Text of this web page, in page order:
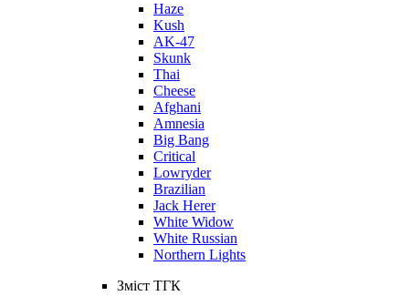
Haze
Kush
AK-47
Skunk
Thai
Cheese
Afghani
Amnesia
Big Bang
Critical
Lowryder
Brazilian
Jack Herer
White Widow
White Russian
Northern Lights
Зміст ТГК